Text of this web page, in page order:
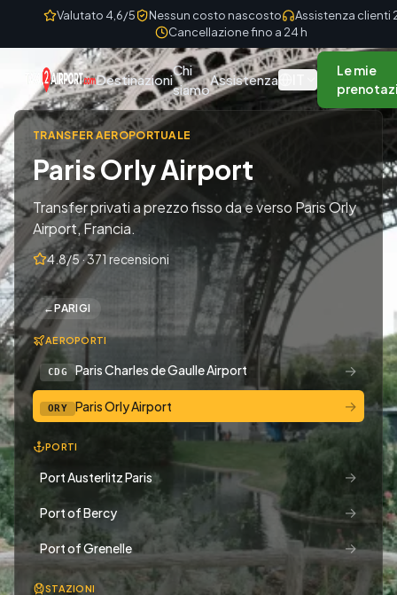
Skip to content
Valutato 4,6/5 Nessun costo nascosto
Assistenza clienti
Cancellazione fino a 24 h
Destinazioni
Chi
siamo
Assistenza
Le mie
TRANSFER AEROPORTUALE
Paris Orly Airport
Transfer privati a prezzo fisso da e verso Paris Orly
Airport, Francia.
4.8/5 · 371 recensioni
←PARIGI
AEROPORTI
CDG Paris Charles de Gaulle Airport →
ORY Paris Orly Airport →
PORTI
Port Austerlitz Paris →
Port of Bercy →
Port of Grenelle →
STAZIONI